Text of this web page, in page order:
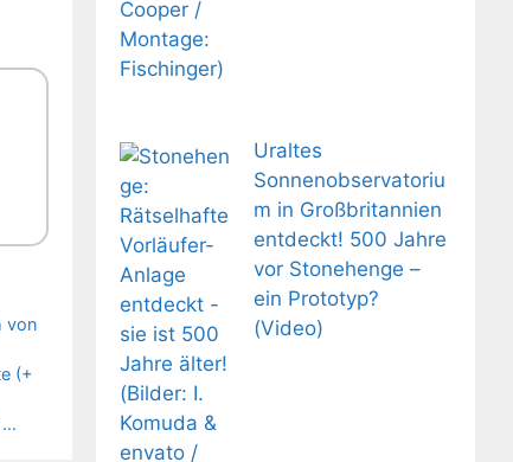
von
(+
…
Uraltes
Sonnenobservatoriu
m in Großbritannien
entdeckt! 500 Jahre
vor Stonehenge –
ein Prototyp?
(Video)